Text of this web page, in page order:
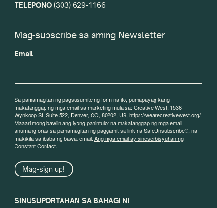
TELEPONO (303) 629-1166
Mag-subscribe sa aming Newsletter
Email
Sa pamamagitan ng pagsusumite ng form na ito, pumapayag kang
makatanggap ng mga email sa marketing mula sa: Creative West, 1536
Wynkoop St, Suite 522, Denver, CO, 80202, US, https://wearecreativewest.org/.
Maaari mong bawiin ang iyong pahintulot na makatanggap ng mga email
anumang oras sa pamamagitan ng paggamit sa link na SafeUnsubscribe®, na
makikita sa ibaba ng bawat email. Ang mga email ay sineserbisyuhan ng
Constant Contact.
Mag-sign up!
SINUSUPORTAHAN SA BAHAGI NI